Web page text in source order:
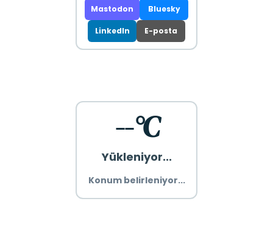
Mastodon Bluesky
LinkedIn E-posta
--°C
Yükleniyor...
Konum belirleniyor...